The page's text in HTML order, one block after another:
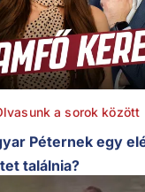
a sorok között
Péternek egy
találnia?